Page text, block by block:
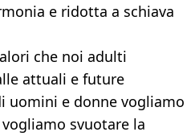
e ridotta a schiava
che noi adulti
attuali e future
uomini e donne vogliamo
svuotare la